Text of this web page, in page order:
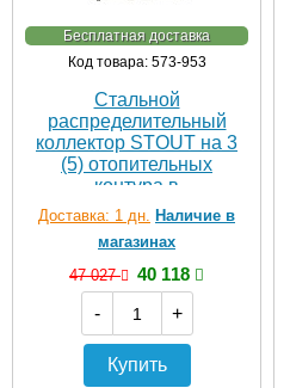
Бесплатная доставка
Код товара: 573-953
Стальной
распределительный
коллектор STOUT на 3
(5) отопительных
контура в
теплоизоляции DN25
Доставка: 1 дн. Наличие в
магазинах
47 027
40 118
-
+
Купить